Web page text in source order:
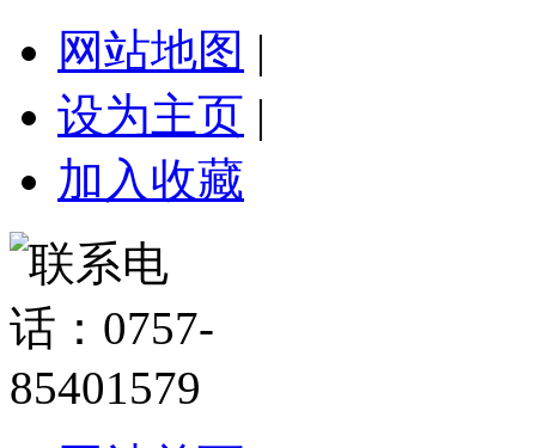
网站地图 |
设为主页 |
加入收藏